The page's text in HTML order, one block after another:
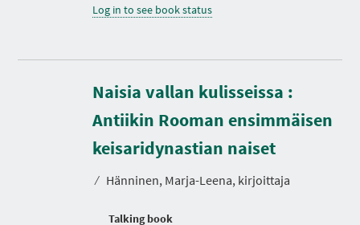
Log in to see book status
Naisia vallan kulisseissa :
Antiikin Rooman ensimmäisen
keisaridynastian naiset
⁄ Hänninen, Marja-Leena, kirjoittaja
Talking book
D
u
r
a
i